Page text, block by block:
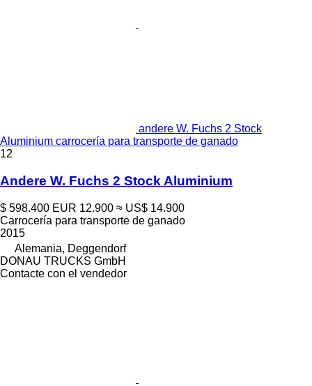
andere W. Fuchs 2 Stock
Aluminium carrocería para transporte de ganado
12
Andere W. Fuchs 2 Stock Aluminium
$ 598.400 EUR 12.900 ≈ US$ 14.900
Carrocería para transporte de ganado
2015
Alemania, Deggendorf
DONAU TRUCKS GmbH
Contacte con el vendedor